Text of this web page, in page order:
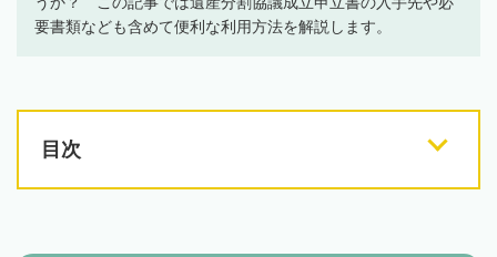
要書類なども含めて便利な利用方法を解説します。
目次